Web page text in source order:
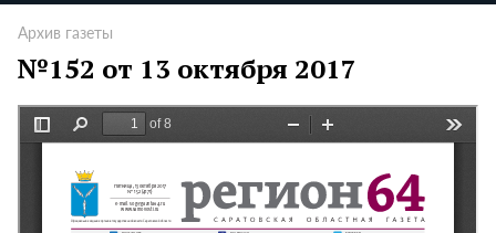
Архив газеты
№152 от 13 октября 2017